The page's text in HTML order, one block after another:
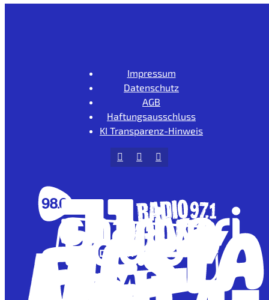
Impressum
Datenschutz
AGB
Haftungsausschluss
KI Transparenz-Hinweis